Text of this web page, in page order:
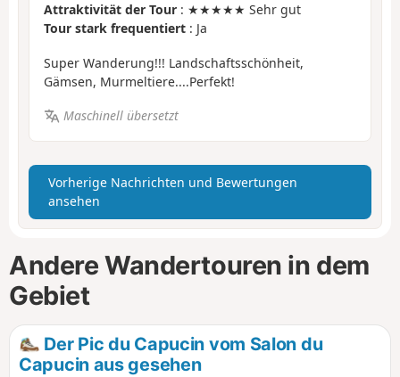
Attraktivität der Tour : ★★★★★ Sehr gut
Tour stark frequentiert : Ja
Super Wanderung!!! Landschaftsschönheit,
Gämsen, Murmeltiere....Perfekt!
Maschinell übersetzt
Vorherige Nachrichten und Bewertungen
ansehen
Andere Wandertouren in dem
Gebiet
Der Pic du Capucin vom Salon du
Capucin aus gesehen